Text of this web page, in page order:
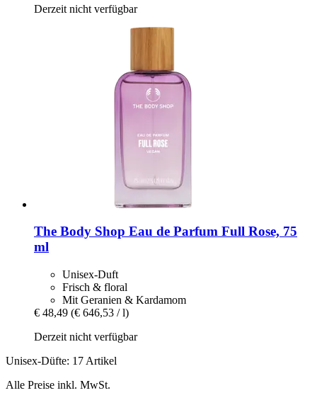
Derzeit nicht verfügbar
The Body Shop Eau de Parfum Full Rose, 75
ml
Unisex-Duft
Frisch & floral
Mit Geranien & Kardamom
€ 48,49 (€ 646,53 / l)
Derzeit nicht verfügbar
Unisex-Düfte: 17 Artikel
Alle Preise inkl. MwSt.